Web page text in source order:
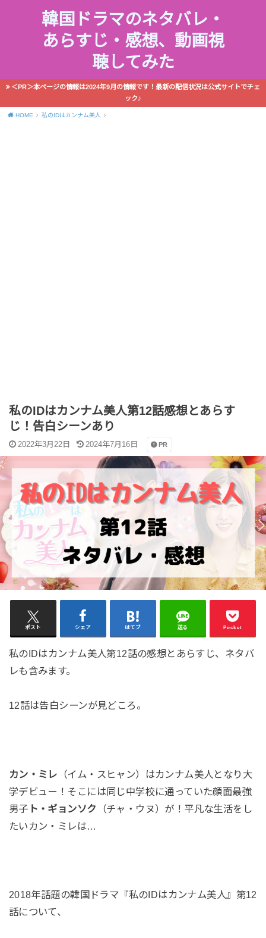
韓国ドラマのネタバレ・
あらすじ・感想、動画視
聴してみた
＜PR＞本ページの情報は2024年9月の情報です！最新の配信状況は公式サイトでチェ
ック♪
HOME 私のIDはカンナム美人
私のIDはカンナム美人第12話感想とあらす
じ！告白シーンあり
2022年3月22日 2024年7月16日 PR
ポスト シェア はてブ 送る Pocket
私のIDはカンナム美人第12話の感想とあらすじ、ネタバ
レも含みます。
12話は告白シーンが見どころ。
カン・ミレ （イム・スヒャン）はカンナム美人となり大
学デビュー！そこには同じ中学校に通っていた顔面最強
男子 ト・ギョンソク （チャ・ウヌ）が！平凡な生活をし
たいカン・ミレは…
2018年話題の韓国ドラマ『私のIDはカンナム美人』第12
話について、